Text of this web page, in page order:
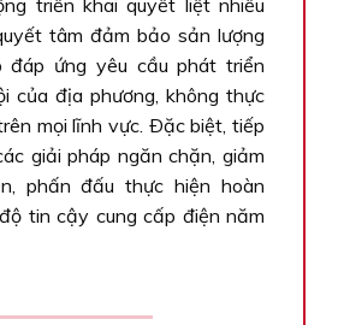
triển khai quyết liệt nhiều
tâm đảm bảo sản lượng
đáp ứng yêu cầu phát triển
của địa phương, không thực
mọi lĩnh vực. Ðặc biệt, tiếp
giải pháp ngăn chặn, giảm
phấn đấu thực hiện hoàn
tin cậy cung cấp điện năm